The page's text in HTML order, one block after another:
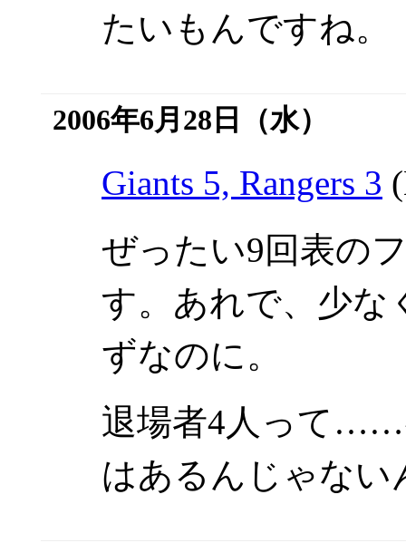
たいもんですね。
2006年6月28日（水）
Giants 5, Rangers 3
ぜったい9回表の
す。あれで、少な
ずなのに。
退場者4人って……
はあるんじゃない